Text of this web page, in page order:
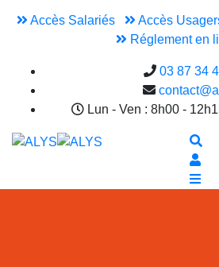
Accès Salariés Accès
Réglement en
03 87 34
Lun - Ven : 8h00 -